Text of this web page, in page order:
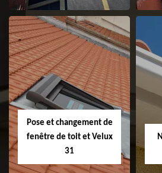
Couvreur 31
Pose et changement de
fenêtre de toit et Velux
31